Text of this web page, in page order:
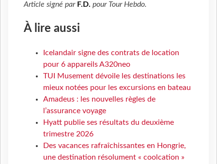
Article signé par F.D. pour Tour Hebdo.
À lire aussi
Icelandair signe des contrats de location
pour 6 appareils A320neo
TUI Musement dévoile les destinations les
mieux notées pour les excursions en bateau
Amadeus : les nouvelles règles de
l’assurance voyage
Hyatt publie ses résultats du deuxième
trimestre 2026
Des vacances rafraîchissantes en Hongrie,
une destination résolument « coolcation »